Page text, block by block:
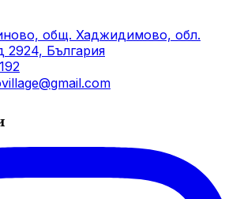
общ. Хаджидимово, обл.
2924, България